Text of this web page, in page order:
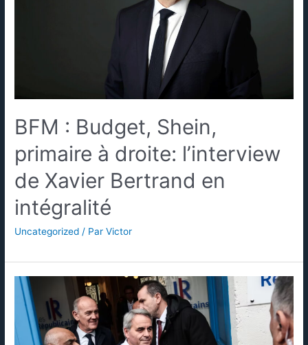
BFM : Budget, Shein,
primaire à droite: l’interview
de Xavier Bertrand en
intégralité
Uncategorized / ParVictor